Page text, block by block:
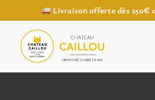
Livraison offerte dès 250€
contenu